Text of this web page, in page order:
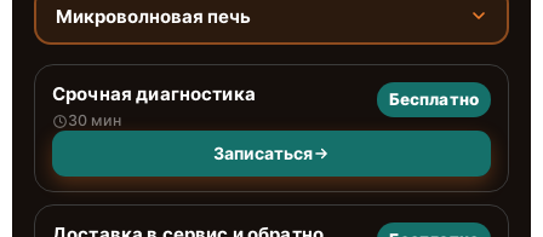
Микроволновая печь
Срочная диагностика
30 мин
Бесплатно
Записаться